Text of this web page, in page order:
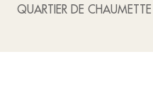
QUARTIER DE CHAUMETTE